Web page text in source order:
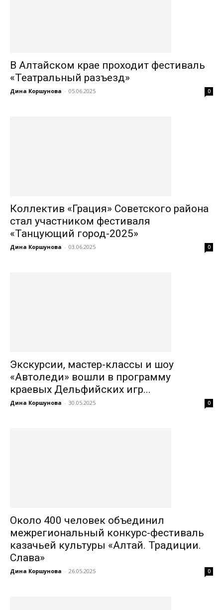
В Алтайском крае проходит фестиваль
«Театральный разъезд»
Дина Коршунова - 05.06.2025 0
Коллектив «Грация» Советского района
стал участником фестиваля
«Танцующий город-2025»
Дина Коршунова - 03.06.2025 0
Экскурсии, мастер-классы и шоу
«Автоледи» вошли в программу
краевых Дельфийских игр...
Дина Коршунова - 30.05.2025 0
Около 400 человек объединил
межрегиональный конкурс-фестиваль
казачьей культуры «Алтай. Традиции.
Слава»
Дина Коршунова - 26.05.2025 0